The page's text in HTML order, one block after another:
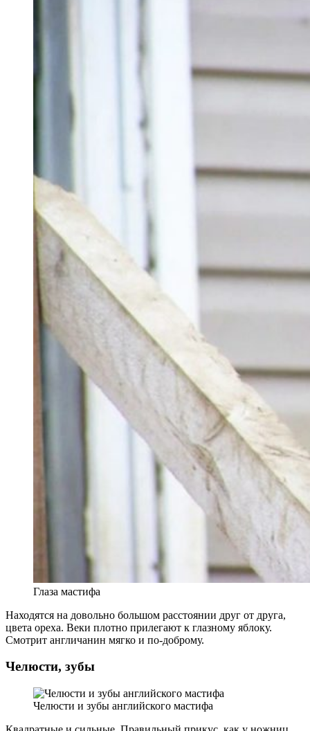
Глаза мастифа
Находятся на довольно большом расстоянии друг от друга,
цвета ореха. Веки плотно прилегают к глазному яблоку.
Смотрит англичанин мягко и по-доброму.
Челюсти, зубы
Челюсти и зубы английского мастифа